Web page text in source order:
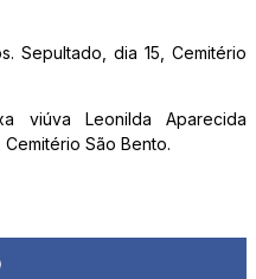
Sepultado, dia 15, Cemitério
viúva Leonilda Aparecida
São Bento.